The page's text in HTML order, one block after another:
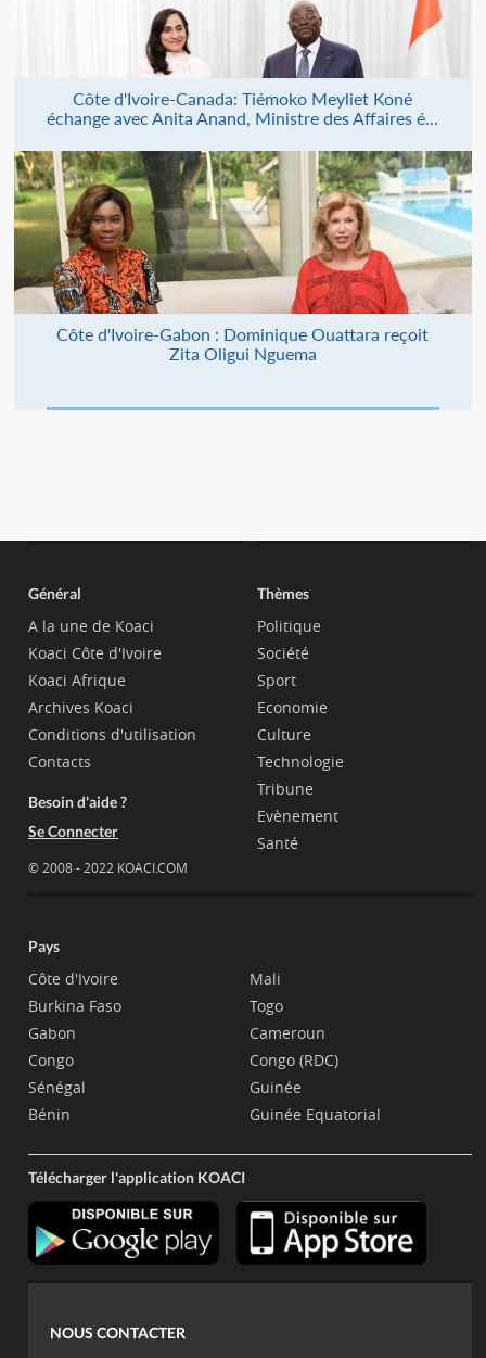
Côte d'Ivoire-Canada: Tiémoko Meyliet Koné
échange avec Anita Anand, Ministre des Affaires é...
Côte d'Ivoire-Gabon : Dominique Ouattara reçoit
Zita Oligui Nguema
Général
A la une de Koaci
Koaci Côte d'Ivoire
Koaci Afrique
Archives Koaci
Conditions d'utilisation
Contacts
Besoin d'aide ?
Se Connecter
© 2008 - 2022 KOACI.COM
Thèmes
Politique
Société
Sport
Economie
Culture
Technologie
Tribune
Evènement
Santé
Pays
Côte d'Ivoire
Burkina Faso
Gabon
Congo
Sénégal
Bénin
Mali
Togo
Cameroun
Congo (RDC)
Guinée
Guinée Equatorial
Télécharger l'application KOACI
NOUS CONTACTER